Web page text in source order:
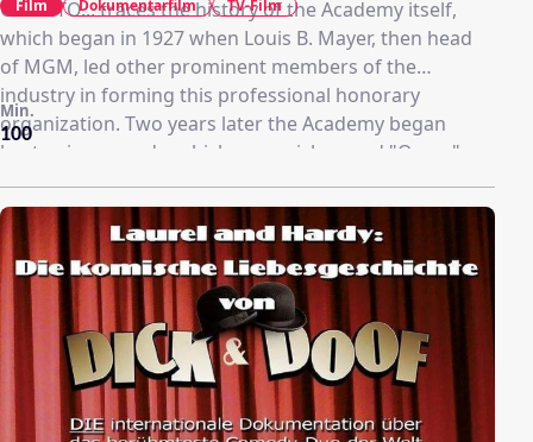
GOES TO... traces the history of the Academy itself,
which began in 1927 when Louis B. Mayer, then head
of MGM, led other prominent members of the
industry in forming this professional honorary
organization. Two years later the Academy began
bestowing awards, which were nicknamed "Oscar,"
and quickly came to represent the pinnacle of
cinematic achievement.
100
Min.
Film Dokumentarfilm TV-Film